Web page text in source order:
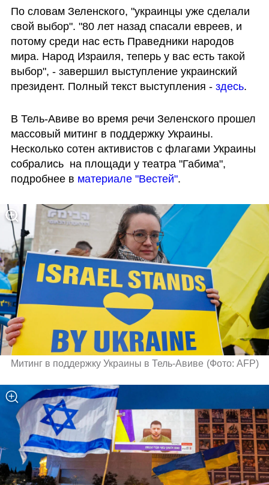
По словам Зеленского, "украинцы уже сделали
свой выбор". "80 лет назад спасали евреев, и
потому среди нас есть Праведники народов
мира. Народ Израиля, теперь у вас есть такой
выбор", - завершил выступление украинский
президент. Полный текст выступления - здесь.
В Тель-Авиве во время речи Зеленского прошел
массовый митинг в поддержку Украины.
Несколько сотен активистов с флагами Украины
собрались  на площади у театра "Габима",
подробнее в материале "Вестей".
Митинг в поддержку Украины в Тель-Авиве (Фото: AFP)